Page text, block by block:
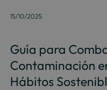
15/10/2025
Guía para
Contaminación
Hábitos